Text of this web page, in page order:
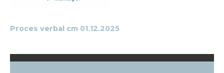
Proces verbal cm 01.12.2025